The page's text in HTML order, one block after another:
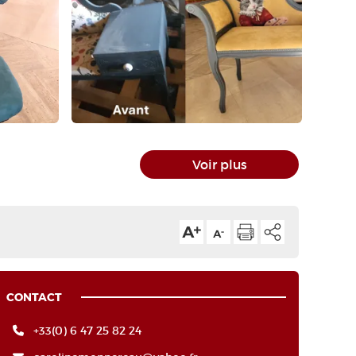
Voir plus
CONTACT
+33(0) 6 47 25 82 24